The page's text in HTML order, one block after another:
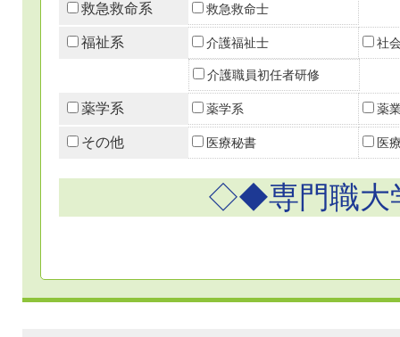
救急救命系 救急救命士
福祉系 介護福祉士 社
介護職員初任者研修
薬学系 薬学系 薬
その他 医療秘書 医
◇◆専門職大